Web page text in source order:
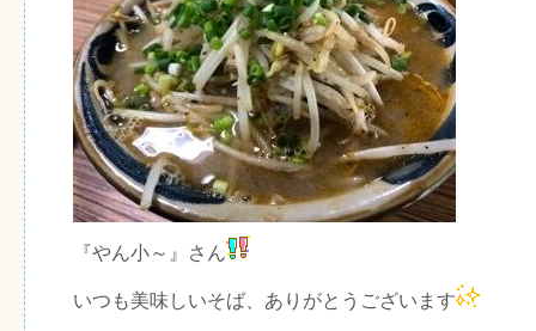
『やん小～』さん
いつも美味しいそば、ありがとうございます